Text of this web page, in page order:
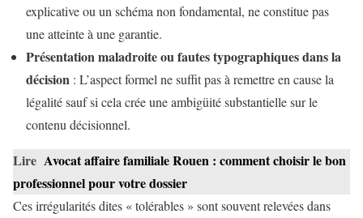
explicative ou un schéma non fondamental, ne constitue pas
une atteinte à une garantie.
Présentation maladroite ou fautes typographiques dans la
décision : L’aspect formel ne suffit pas à remettre en cause la
légalité sauf si cela crée une ambigüité substantielle sur le
contenu décisionnel.
Lire Avocat affaire familiale Rouen : comment choisir le bon
professionnel pour votre dossier
Ces irrégularités dites « tolérables » sont souvent relevées dans